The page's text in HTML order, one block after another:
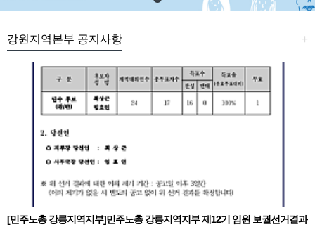
+
강원지역본부 공지사항
[민주노총 강릉지역지부]민주노총 강릉지역지부 제12기 임원 보궐선거결과